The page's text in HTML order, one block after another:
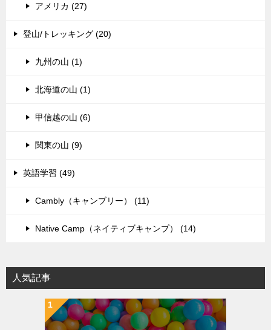
アメリカ (27)
登山/トレッキング (20)
九州の山 (1)
北海道の山 (1)
甲信越の山 (6)
関東の山 (9)
英語学習 (49)
Cambly（キャンブリー） (11)
Native Camp（ネイティブキャンプ） (14)
人気記事